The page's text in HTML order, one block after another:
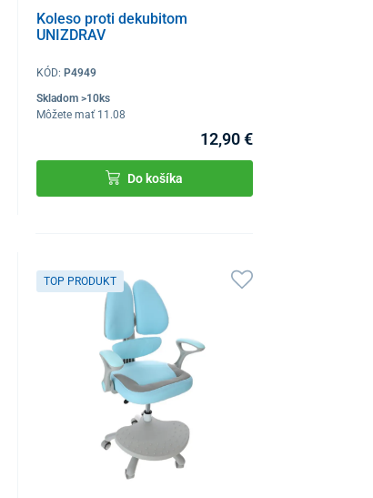
Koleso proti dekubitom
UNIZDRAV
KÓD: P4949
Skladom >10ks
Môžete mať 11.08
12,90 €
Do košíka
TOP PRODUKT